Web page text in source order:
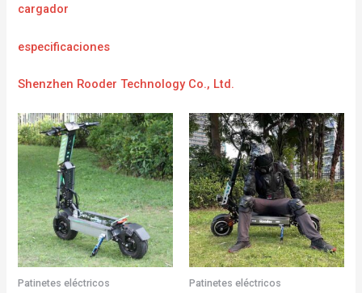
cargador
especificaciones
Shenzhen Rooder Technology Co., Ltd.
Patinetes eléctricos Patinetes eléctricos